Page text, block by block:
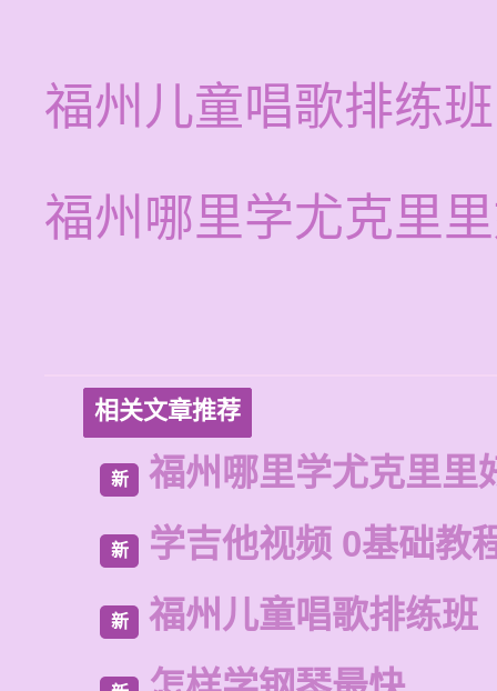
福州儿童唱歌排练班
福州哪里学尤克里
相关文章推荐
新 福州哪里学尤克里里
新 学吉他视频 0基础教
新 福州儿童唱歌排练班